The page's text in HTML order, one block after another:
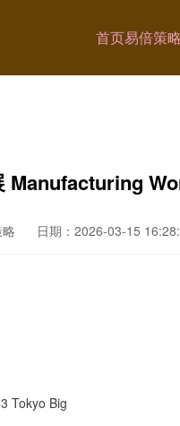
首页易倍策略
Manufacturing
日期：2026-03-15
Tokyo Big